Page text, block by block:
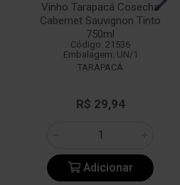
Vinho Tarapacá Cosecha
Cabernet Sauvignon Tinto
750ml
Código: 21536
Embalagem: UN/1
TARAPACÁ
R$ 29,94
Adicionar